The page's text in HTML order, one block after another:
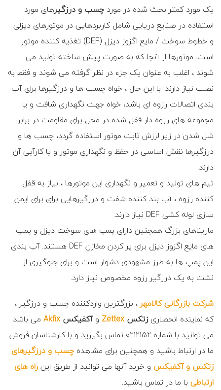
یک مورد کمتر بحث شده در مورد چسب و درزگیرهای مورد
استفاده در صنایع دریایی شامل کاربردهایی در موتورهای دیزلی
و خطوط سوخت / مایع اگزوز دیزل (DEF) تغذیه کننده موتور
است. موتورها از آنجا که به صورت پیش ساخته تولید می
شوند ، اغلب به عنوان یک جزء در نظر گرفته می شوند و فقط به
نصب نیاز دارند. با این حال ، خواه چسب ها و درزگیرها برای آب
بندی اتصالات رزوه ای باشد، خواه جهت نگهداری شافت و یا
مجموعه های رزوه دار قفل شده در محل برای مقاومت در برابر
شل شدن در زیر لرزش ثابت موتور استفاده گردد، چسب ها و
درزگیرها نقش اساسی در حفظ و نگهداری موتور و یا کارآیی آن
دارند.
تیم های تولید و تعمیر و نگهداری این موتورها ، نیاز به قفل
کننده رزوه ، آب بند کننده شفت و درزگیرهایی برای برای ایمن
سازی لوله کشی DEF نیاز دارند.
ماریناهای بزرگ همچنین دارای پمپ های سوخت دیزل و پمپ
های مایع اگزوز دیزل برای پر کردن مخازن DEF هستند. آب بندی
این پمپ ها به طرز مشهودی دشوار است و برای جلوگیری از
نشت به یک درزگیر رزوه مخصوص نیاز دارد.
شرکت بازرگانی کالامهر، بزرگترین واردکننده چسب و درزگیر ،
که نماینده انحصاری زتکس Zettex وآکفیکس Akfix می باشد
می توانید با شماره 0212152 تماس بگیرید و با کارشناسان فروش
ما در ارتباط باشید و همچنین برای مشاهده چسب و درزگیرهای
زتکس و آکفیکس و خرید آنها می توانید از طریق اینراه های
ارتباطی با ما در تماس باشید.